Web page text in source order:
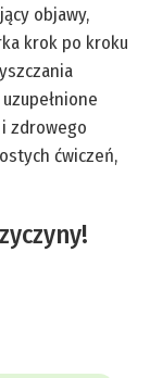
objawy,
krok po kroku
zdrowego
ćwiczeń,